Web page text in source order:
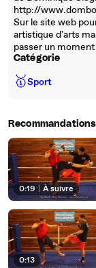
http://
Sur le site web
artistique d'arts
passer un
Catégorie
🥇Sport
Recommandations
0:19 À suivre
0:13